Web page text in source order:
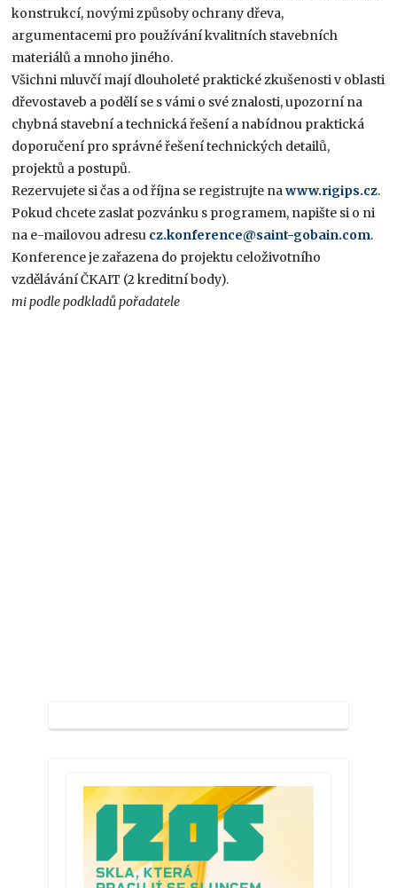
konstrukcí, novými způsoby ochrany dřeva,
argumentacemi pro používání kvalitních stavebních
materiálů a mnoho jiného.
Všichni mluvčí mají dlouholeté praktické zkušenosti v oblasti
dřevostaveb a podělí se s vámi o své znalosti, upozorní na
chybná stavební a technická řešení a nabídnou praktická
doporučení pro správné řešení technických detailů,
projektů a postupů.
Rezervujete si čas a od října se registrujte nawww.rigips.cz.
Pokud chcete zaslat pozvánku s programem, napište si o ni
na e-mailovou adresu cz.konference@saint-gobain.com.
Konference je zařazena do projektu celoživotního
vzdělávání ČKAIT (2 kreditní body).
mi podle podkladů pořadatele